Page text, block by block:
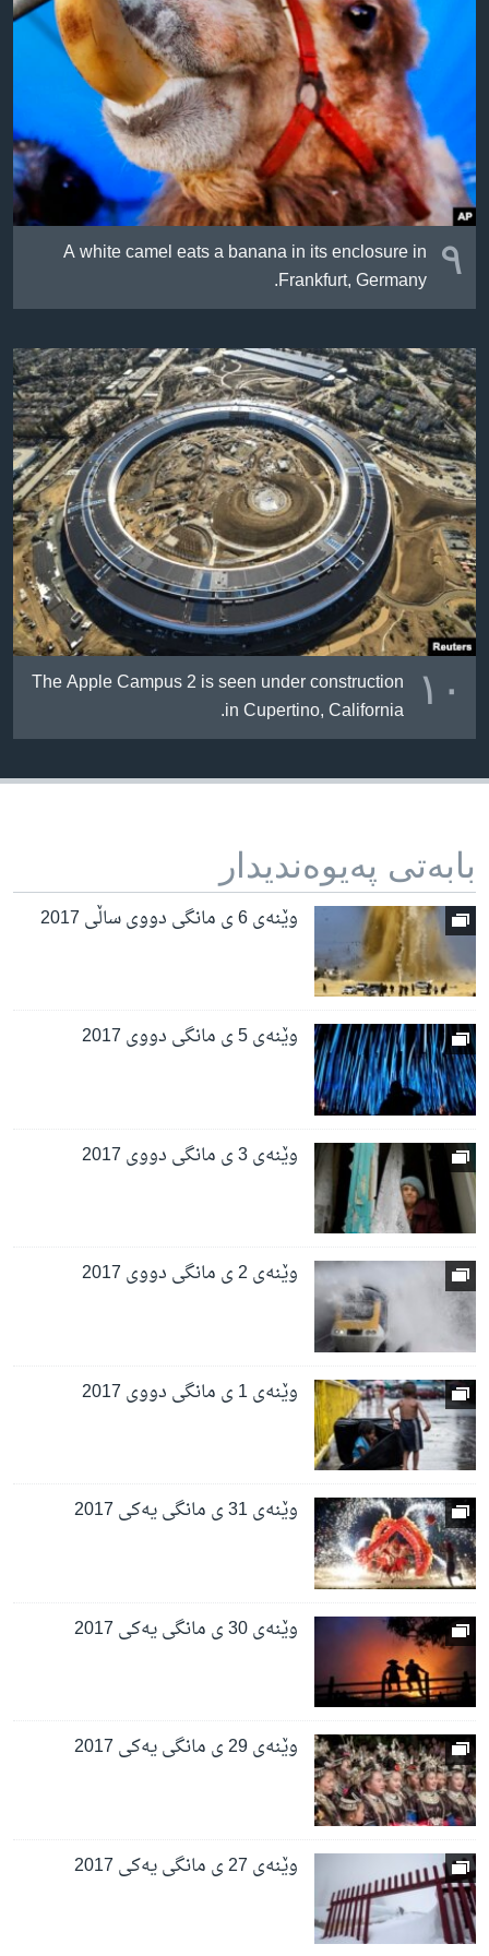
ژیان لە فەرهەنگدا
Learning English
FOLLOW US
زمانه‌کان
٩ A white camel eats a banana in its enclosure in
Frankfurt, Germany.
١٠
The Apple Campus 2 is seen under construction
in Cupertino, California.
بابه‌تی په‌یوه‌ندیدار
وێنەی 6 ی مانگی دووی ساڵی 2017
وێنەی 5 ی مانگی دووی 2017
وێنەی 3 ی مانگی دووی 2017
وێنەی 2 ی مانگی دووی 2017
وێنەی 1 ی مانگی دووی 2017
وێنەی 31 ی مانگی یەکی 2017
وێنەی 30 ی مانگی یەکی 2017
وێنەی 29 ی مانگی یەکی 2017
وێنەی 27 ی مانگی یەکی 2017